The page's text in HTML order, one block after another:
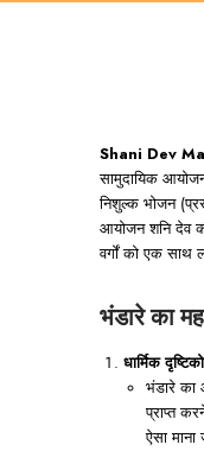
Shani Dev
सामुदायिक
निशुल्क भोजन
आयोजन शनि देव
वर्गों को एक साथ
भंडारे का
धार्मिक
भंडारे का
प्राप्त
ऐसा